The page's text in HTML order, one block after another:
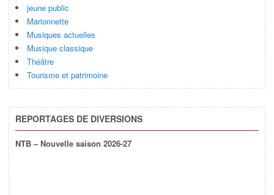
jeune public
Marionnette
Musiques actuelles
Musique classique
Théâtre
Tourisme et patrimoine
REPORTAGES DE DIVERSIONS
NTB – Nouvelle saison 2026-27